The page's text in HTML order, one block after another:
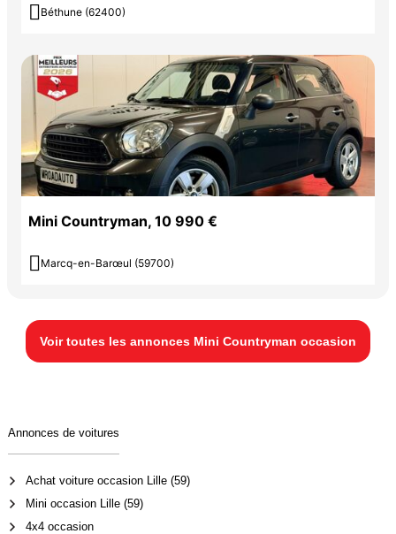
 Béthune (62400)
Mini Countryman, 10 990 €
 Marcq-en-Barœul (59700)
Voir toutes les annonces Mini Countryman occasion
Annonces de voitures
Achat voiture occasion Lille (59)
Mini occasion Lille (59)
4x4 occasion